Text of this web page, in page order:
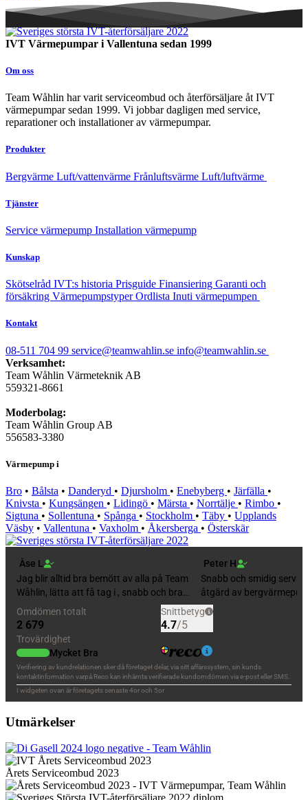
IVT Värmepumpar i Vallentuna sedan 1999
Om oss
Team Wåhlin har varit serviceombud och återförsäljare åt IVT
värmepumpar sedan 1999. Vi jobbar dagligen med service,
reparationer och installationer av värmepumpar.
Produkter
Bergvärme Luft/vattenvärme Frånluftsvärme Luft/luftvärme
Tjänster
Service värmepump Installation värmepump
Kunskap
Skötselråd IVT:s historia Prisguide Finansiering Garanti och
försäkring VärmepumpstyperOrdlista Inuti värmepumpen
Kontakt
08-511 704 99 service@teamwahlin.se info@teamwahlin.se
Verksamhet:
Team Wåhlin Värmeteknik AB
559321-8661
Moderbolag:
Team Wåhlin Group AB
556583-3380
Värmepump i
Bro • Bålsta • Danderyd • Djursholm • Enebyberg • Järfälla •
Knivsta • Kungsängen • Lidingö • Märsta • Norrtälje • Rimbo •
Sigtuna • Sollentuna • Spånga • Stockholm • Täby • Upplands
Väsby • Vallentuna • Vaxholm • Åkersberga • Österskär
Utmärkelser
Årets Serviceombud 2023